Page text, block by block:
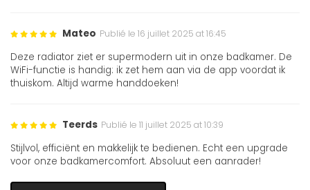
Mateo Publié le 16 juillet 2025 at 16:45
Deze radiator ziet er supermodern uit in onze badkamer. De
WiFi-functie is handig: ik zet hem aan via de app voordat ik
thuiskom. Altijd warme handdoeken!
Teerds Publié le 11 juillet 2025 at 10:39
Stijlvol, efficiënt en makkelijk te bedienen. Echt een upgrade
voor onze badkamercomfort. Absoluut een aanrader!